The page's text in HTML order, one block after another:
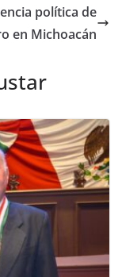
política de
en Michoacán